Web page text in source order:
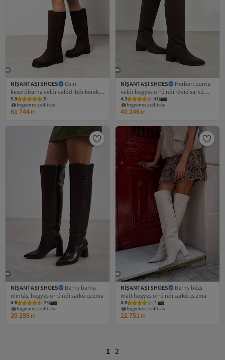
NİŞANTAŞI SHOES
Osim
keserűbarna velúr valódi bőr kerek
orrú, vastag talpú női csizma
5.0 (8)
Ingyenes szállítás
61 744 Ft
NİŞANTAŞI SHOES
Herbert barna
velúr hegyes orrú női rövid sarkú
csizma
4.3 (41)
Ingyenes szállítás
40 246 Ft
NİŞANTAŞI SHOES
Berny barna
mintás, hegyes orrú női sarkú csizma
4.6 (23)
Legalacsonyabb (30 nap)
Ingyenes szállítás
Legalacsonyabb (30 nap)
20 295 Ft
NİŞANTAŞI SHOES
Berny bézs
matt hegyes orrú női sarkú csizma
4.0 (7)
Legalacsonyabb (30 nap)
Ingyenes szállítás
Legalacsonyabb (30 nap)
22 751 Ft
1 2